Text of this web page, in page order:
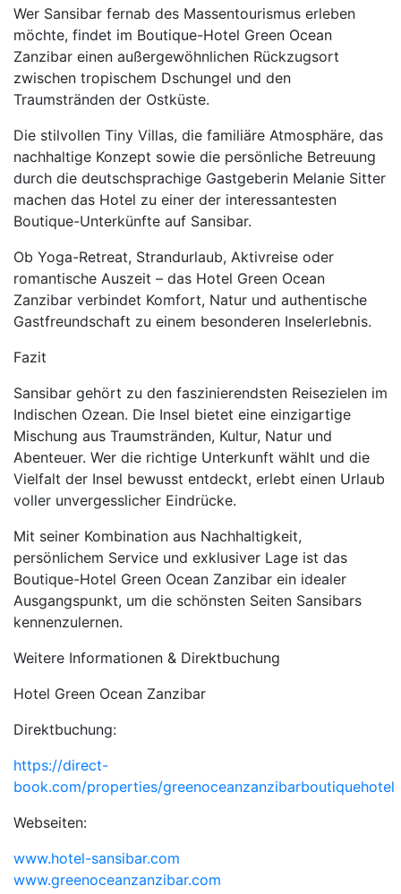
Wer Sansibar fernab des Massentourismus erleben
möchte, findet im Boutique-Hotel Green Ocean
Zanzibar einen außergewöhnlichen Rückzugsort
zwischen tropischem Dschungel und den
Traumstränden der Ostküste.
Die stilvollen Tiny Villas, die familiäre Atmosphäre, das
nachhaltige Konzept sowie die persönliche Betreuung
durch die deutschsprachige Gastgeberin Melanie Sitter
machen das Hotel zu einer der interessantesten
Boutique-Unterkünfte auf Sansibar.
Ob Yoga-Retreat, Strandurlaub, Aktivreise oder
romantische Auszeit – das Hotel Green Ocean
Zanzibar verbindet Komfort, Natur und authentische
Gastfreundschaft zu einem besonderen Inselerlebnis.
Fazit
Sansibar gehört zu den faszinierendsten Reisezielen im
Indischen Ozean. Die Insel bietet eine einzigartige
Mischung aus Traumstränden, Kultur, Natur und
Abenteuer. Wer die richtige Unterkunft wählt und die
Vielfalt der Insel bewusst entdeckt, erlebt einen Urlaub
voller unvergesslicher Eindrücke.
Mit seiner Kombination aus Nachhaltigkeit,
persönlichem Service und exklusiver Lage ist das
Boutique-Hotel Green Ocean Zanzibar ein idealer
Ausgangspunkt, um die schönsten Seiten Sansibars
kennenzulernen.
Weitere Informationen & Direktbuchung
Hotel Green Ocean Zanzibar
Direktbuchung:
https://direct-
book.com/properties/greenoceanzanzibarboutiquehotel
Webseiten:
www.hotel-sansibar.com
www.greenoceanzanzibar.com